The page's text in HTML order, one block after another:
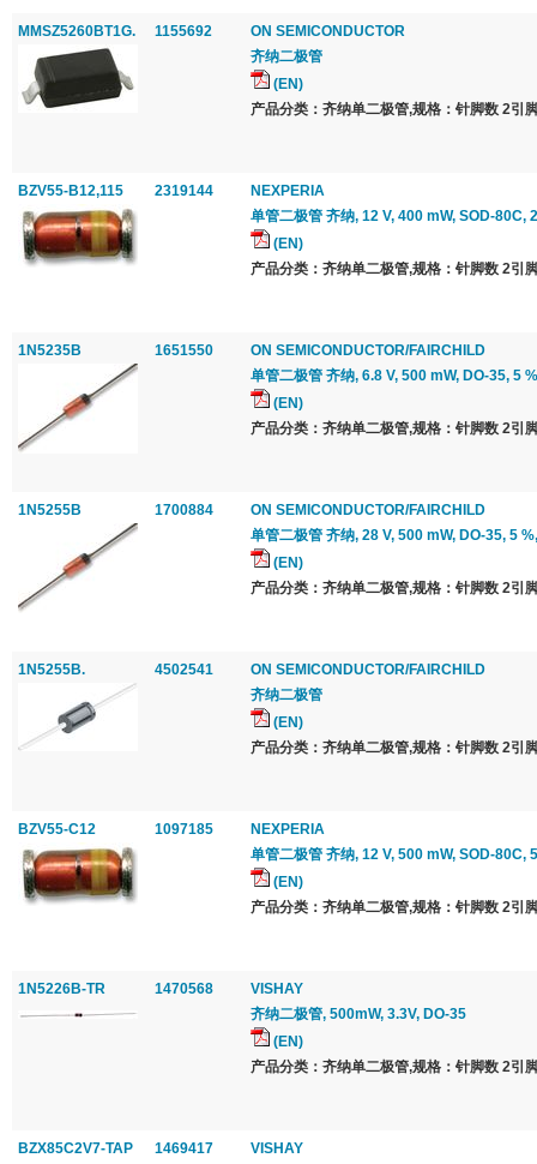
MMSZ5260BT1G. 1155692
ON SEMICONDUCTOR
齐纳二极管
(EN)
产品分类：齐纳单二极管,规格：针脚数 2引
BZV55-B12,115 2319144
NEXPERIA
单管二极管 齐纳, 12 V, 400 mW, SOD-80C,
(EN)
产品分类：齐纳单二极管,规格：针脚数 2引
1N5235B 1651550
ON SEMICONDUCTOR/FAIRCHILD
单管二极管 齐纳, 6.8 V, 500 mW, DO-35, 5
(EN)
产品分类：齐纳单二极管,规格：针脚数 2引
1N5255B 1700884
ON SEMICONDUCTOR/FAIRCHILD
单管二极管 齐纳, 28 V, 500 mW, DO-35, 5
(EN)
产品分类：齐纳单二极管,规格：针脚数 2引
1N5255B. 4502541
ON SEMICONDUCTOR/FAIRCHILD
齐纳二极管
(EN)
产品分类：齐纳单二极管,规格：针脚数 2引
BZV55-C12 1097185
NEXPERIA
单管二极管 齐纳, 12 V, 500 mW, SOD-80C,
(EN)
产品分类：齐纳单二极管,规格：针脚数 2引
1N5226B-TR 1470568
VISHAY
齐纳二极管, 500mW, 3.3V, DO-35
(EN)
产品分类：齐纳单二极管,规格：针脚数 2引
BZX85C2V7-TAP 1469417
VISHAY